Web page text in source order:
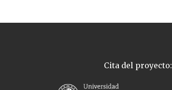
Cita del proyecto: